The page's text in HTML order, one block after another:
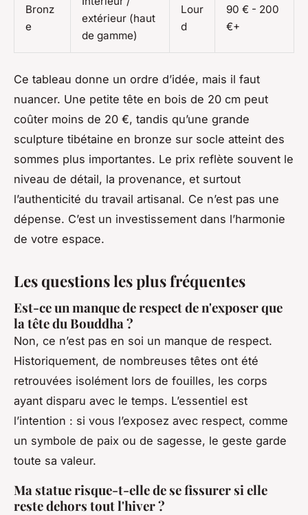
Bronz
e
extérieur (haut
de gamme)
Lour
d
90 € - 200
€+
Ce tableau donne un ordre d’idée, mais il faut
nuancer. Une petite tête en bois de 20 cm peut
coûter moins de 20 €, tandis qu’une grande
sculpture tibétaine en bronze sur socle atteint des
sommes plus importantes. Le prix reflète souvent le
niveau de détail, la provenance, et surtout
l’authenticité du travail artisanal. Ce n’est pas une
dépense. C’est un investissement dans l’harmonie
de votre espace.
Les questions les plus fréquentes
Est-ce un manque de respect de n'exposer que
la tête du Bouddha ?
Non, ce n’est pas en soi un manque de respect.
Historiquement, de nombreuses têtes ont été
retrouvées isolément lors de fouilles, les corps
ayant disparu avec le temps. L’essentiel est
l’intention : si vous l’exposez avec respect, comme
un symbole de paix ou de sagesse, le geste garde
toute sa valeur.
Ma statue risque-t-elle de se fissurer si elle
reste dehors tout l'hiver ?